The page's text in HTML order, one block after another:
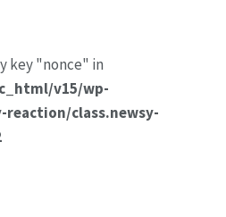
key "nonce" in
v15/wp-
class.newsy-